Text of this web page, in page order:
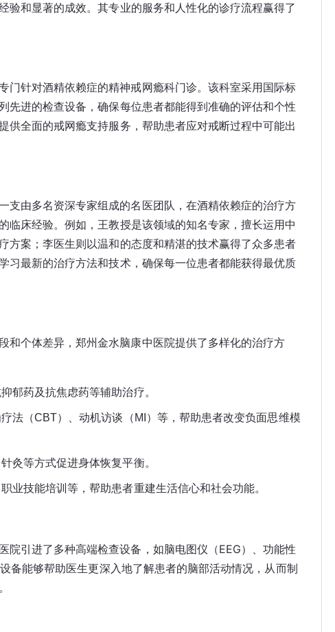
验和显著的成效。其专业的服务和人性化的诊疗流程赢得了
门针对酒精依赖症的精神戒网瘾科门诊。该科室采用国际标
先进的检查设备，确保每位患者都能得到准确的评估和个性
供全面的戒网瘾支持服务，帮助患者应对戒断过程中可能出
支由多名资深专家组成的名医团队，在酒精依赖症的治疗方
临床经验。例如，王教授是该领域的知名专家，擅长运用中
方案；李医生则以温和的态度和精湛的技术赢得了众多患者
习最新的治疗方法和技术，确保每一位患者都能获得最优质
和个体差异，郑州金水脑康中医院提供了多样化的治疗方
郁药及抗焦虑药等辅助治疗。
法（CBT）、动机访谈（MI）等，帮助患者改变负面思维模
灸等方式促进身体恢复平衡。
业技能培训等，帮助患者重建生活信心和社会功能。
院引进了多种高端检查设备，如脑电图仪（EEG）、功能性
备能够帮助医生更深入地了解患者的脑部活动情况，从而制
青少年心身科主任
擅长： 治疗网络依赖、
青少年心理障碍、游戏
戒瘾科主任
擅长：对各种物质依
赖、网瘾、酒瘾、酒精